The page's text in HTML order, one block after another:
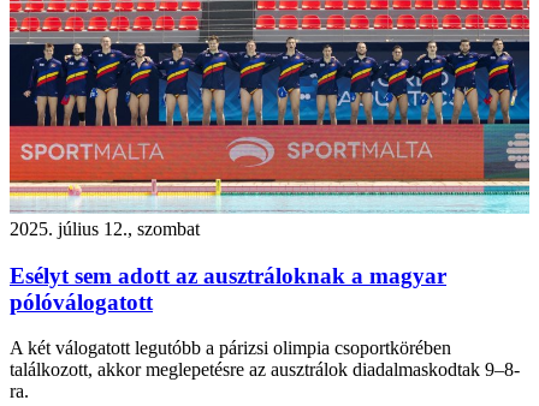
2025. július 12., szombat
Esélyt sem adott az ausztráloknak a magyar
pólóválogatott
A két válogatott legutóbb a párizsi olimpia csoportkörében
találkozott, akkor meglepetésre az ausztrálok diadalmaskodtak 9–8-
ra.